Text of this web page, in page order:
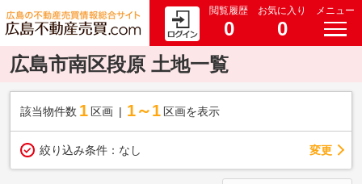
閲覧履歴
0
お気に入り
0
メニュー
広島市南区段原 土地一覧
該当物件数 1 区画 1～1 区画を表示
絞り込み条件： なし 変更